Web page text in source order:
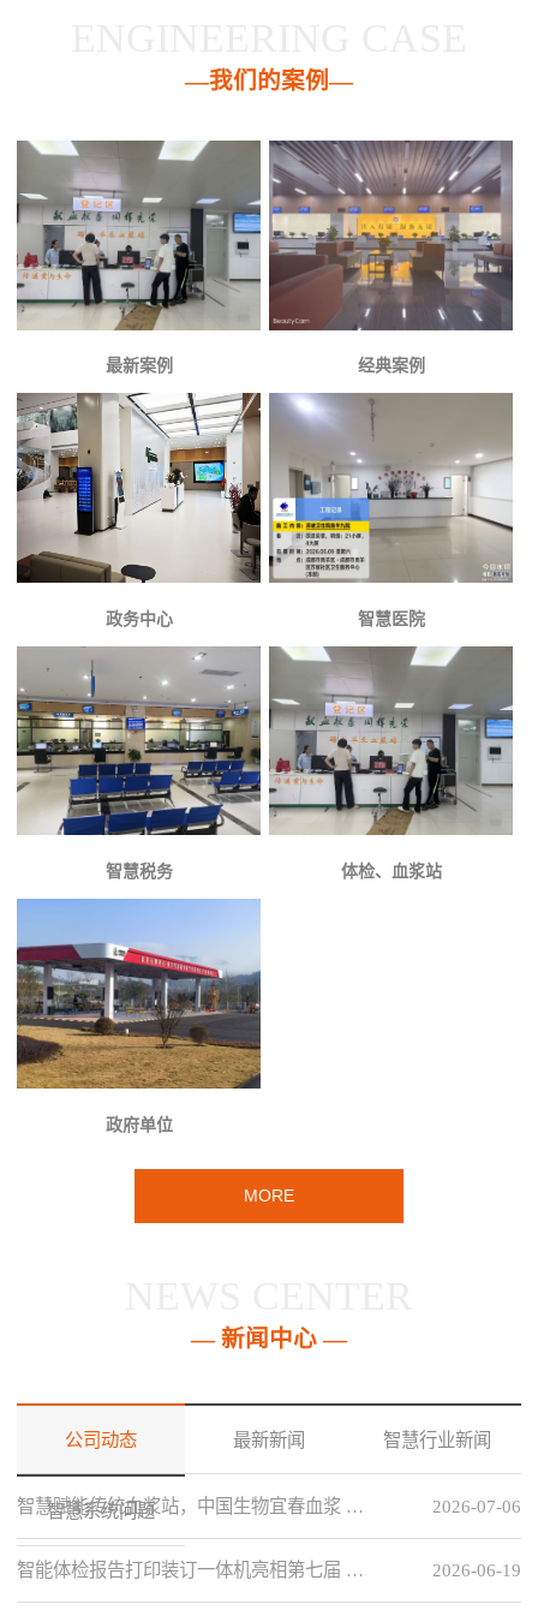
—我们的案例—
最新案例 经典案例
政务中心 智慧医院
智慧税务 体检、血浆站
政府单位
MORE
— 新闻中心 —
公司动态 最新新闻 智慧行业新闻
智慧系统问题 2026-07-06
智慧赋能传统血浆站，中国生物宜春血浆 …
2026-06-19
智能体检报告打印装订一体机亮相第七届 …